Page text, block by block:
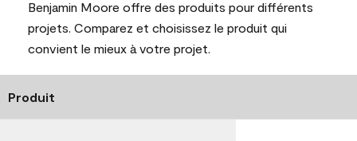
Benjamin Moore offre des produits pour différents
projets. Comparez et choisissez le produit qui
convient le mieux à votre projet.
Produit